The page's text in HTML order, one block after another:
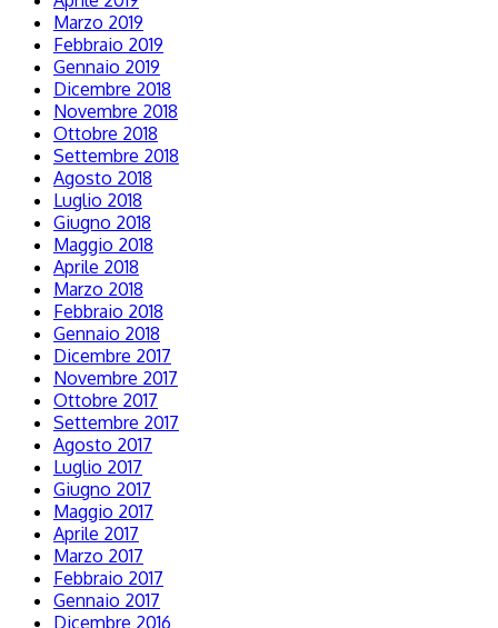
Marzo 2019
Febbraio 2019
Gennaio 2019
Dicembre 2018
Novembre 2018
Ottobre 2018
Settembre 2018
Agosto 2018
Luglio 2018
Giugno 2018
Maggio 2018
Aprile 2018
Marzo 2018
Febbraio 2018
Gennaio 2018
Dicembre 2017
Novembre 2017
Ottobre 2017
Settembre 2017
Agosto 2017
Luglio 2017
Giugno 2017
Maggio 2017
Aprile 2017
Marzo 2017
Febbraio 2017
Gennaio 2017
Dicembre 2016